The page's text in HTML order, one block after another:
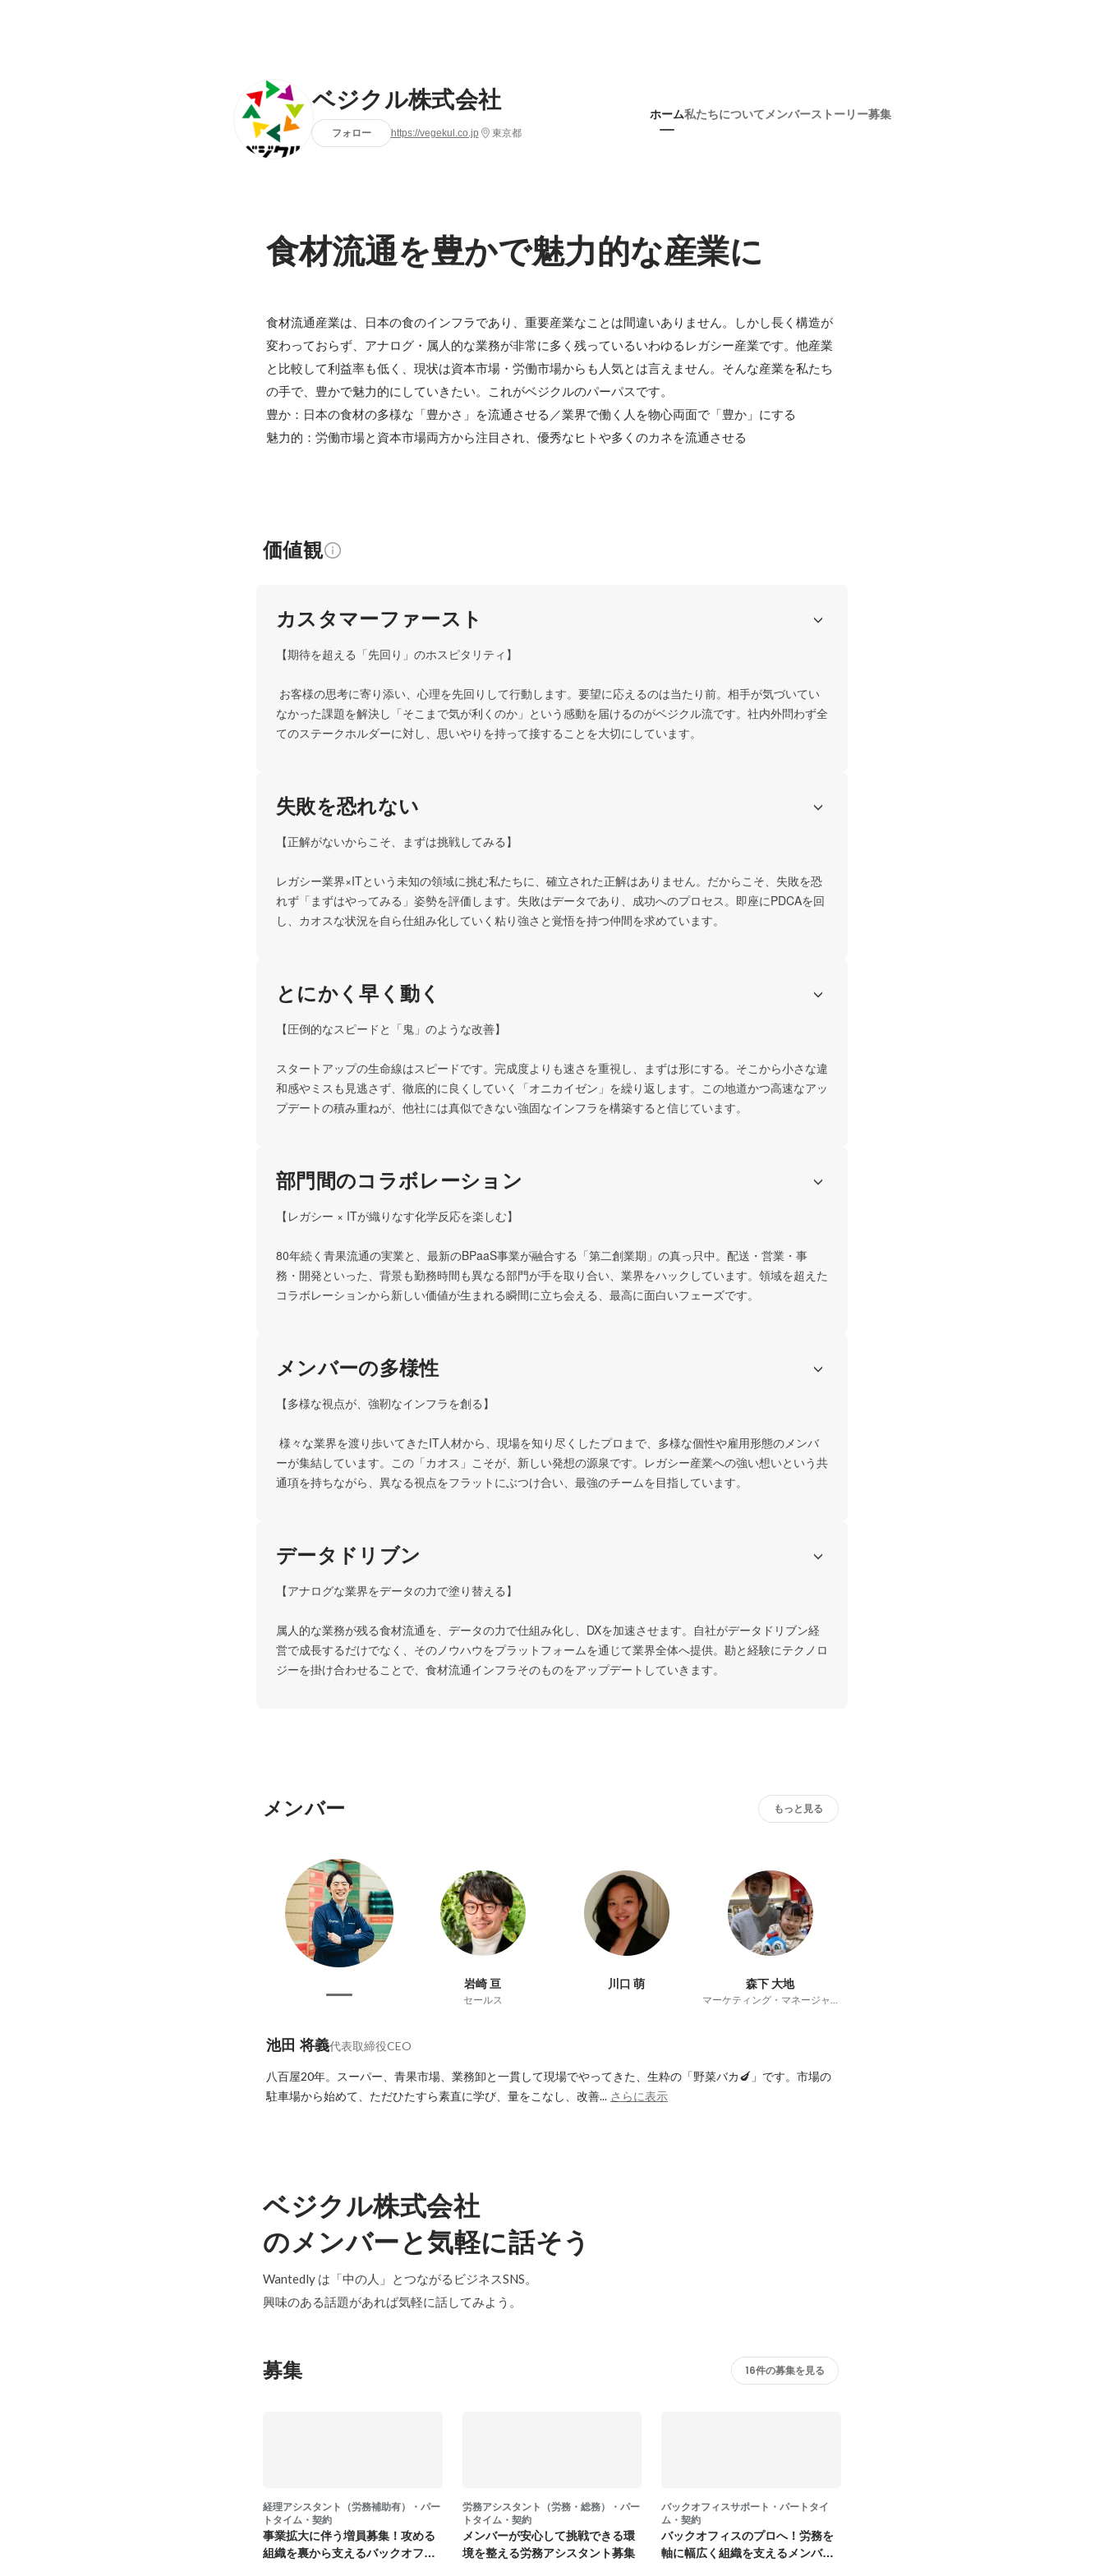
ベジクル株式会社
フォロー https://vegekul.co.jp 東京都
ホーム私たちについて メンバーストーリー募集
食材流通を豊かで魅力的な産業に
食材流通産業は、日本の食のインフラであり、重要産業なことは間違いありません。しかし長く構造が
変わっておらず、アナログ・属人的な業務が非常に多く残っているいわゆるレガシー産業です。他産業
と比較して利益率も低く、現状は資本市場・労働市場からも人気とは言えません。そんな産業を私たち
の手で、豊かで魅力的にしていきたい。これがベジクルのパーパスです。
豊か：日本の食材の多様な「豊かさ」を流通させる／業界で働く人を物心両面で「豊か」にする
魅力的：労働市場と資本市場両方から注目され、優秀なヒトや多くのカネを流通させる
価値観
カスタマーファースト
【期待を超える「先回り」のホスピタリティ】
なかった課題を解決し「そこまで気が利くのか」という感動を届けるのがベジクル流です。社内外問わず全
失敗を恐れない
【正解がないからこそ、まずは挑戦してみる】
レガシー業界×ITという未知の領域に挑む私たちに、確立された正解はありません。だからこそ、失敗を恐
れず「まずはやってみる」姿勢を評価します。失敗はデータであり、成功へのプロセス。即座にPDCAを回
とにかく早く動く
【圧倒的なスピードと「鬼」のような改善】
スタートアップの生命線はスピードです。完成度よりも速さを重視し、まずは形にする。そこから小さな違
和感やミスも見逃さず、徹底的に良くしていく「オニカイゼン」を繰り返します。この地道かつ高速なアッ
プデートの積み重ねが、他社には真似できない強固なインフラを構築すると信じています。
部門間のコラボレーション
【レガシー × ITが織りなす化学反応を楽しむ】
80年続く青果流通の実業と、最新のBPaaS事業が融合する「第二創業期」の真っ只中。配送・営業・事
務・開発といった、背景も勤務時間も異なる部門が手を取り合い、業界をハックしています。領域を超えた
コラボレーションから新しい価値が生まれる瞬間に立ち会える、最高に面白いフェーズです。
メンバーの多様性
【多様な視点が、強靭なインフラを創る】
ーが集結しています。この「カオス」こそが、新しい発想の源泉です。レガシー産業への強い想いという共
通項を持ちながら、異なる視点をフラットにぶつけ合い、最強のチームを目指しています。
データドリブン
【アナログな業界をデータの力で塗り替える】
属人的な業務が残る食材流通を、データの力で仕組み化し、DXを加速させます。自社がデータドリブン経
営で成長するだけでなく、そのノウハウをプラットフォームを通じて業界全体へ提供。勘と経験にテクノロ
ジーを掛け合わせることで、食材流通インフラそのものをアップデートしていきます。
メンバー もっと見る
岩崎 亘
セールス
川口 萌 森下 大地
マーケティング・マネージャー
池田 将義代表取締役CEO
八百屋20年。スーパー、青果市場、業務卸と一貫して現場でやってきた、生粋の「野菜バカ🍆」です。市場の
駐車場から始めて、ただひたすら素直に学び、量をこなし、改善... さらに表示
ベジクル株式会社
のメンバーと気軽に話そう
Wantedly は「中の人」とつながるビジネスSNS。
興味のある話題があれば気軽に話してみよう。
募集 16件の募集を見る
経理アシスタント（労務補助有）・パー
トタイム・契約
事業拡大に伴う増員募集！攻める
組織を裏から支えるバックオフィ
労務アシスタント（労務・総務）・パー
トタイム・契約
メンバーが安心して挑戦できる環
境を整える労務アシスタント募集
バックオフィスサポート・パートタイ
ム・契約
バックオフィスのプロへ！労務を
軸に幅広く組織を支えるメンバー